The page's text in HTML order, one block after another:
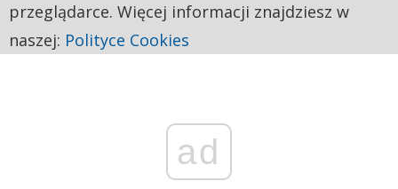
ad
przeglądarce. Więcej informacji znajdziesz w
naszej: Polityce Cookies